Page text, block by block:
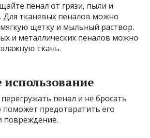
пенал от грязи, пыли и
Для тканевых пеналов можно
щетку и мыльный раствор.
и металлических пеналов можно
ткань.
пенал и не бросать
поможет предотвратить его